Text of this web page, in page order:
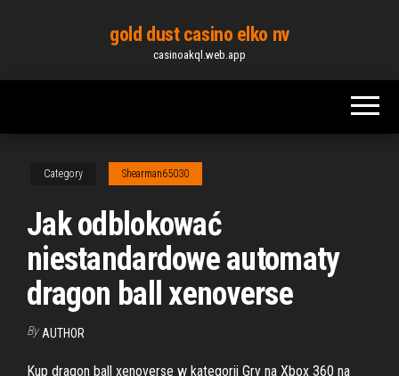
content
gold dust casino elko nv
casinoakql.web.app
Category Shearman65030
Jak odblokować
niestandardowe automaty
dragon ball xenoverse
By AUTHOR
Kup dragon ball xenoverse w kategorii Gry na Xbox 360 na